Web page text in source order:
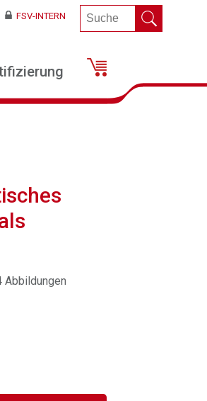
FSV-INTERN
Abbildungen